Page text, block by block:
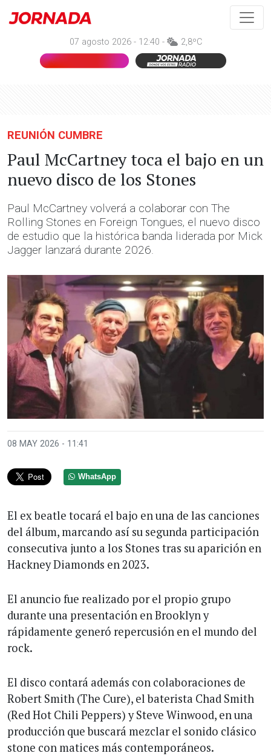
07 agosto 2026 - 12:40 - 2,8ºC
REUNIÓN CUMBRE
Paul McCartney toca el bajo en un
nuevo disco de los Stones
Paul McCartney volverá a colaborar con The
Rolling Stones en Foreign Tongues, el nuevo disco
de estudio que la histórica banda liderada por Mick
Jagger lanzará durante 2026.
08 MAY 2026 - 11:41
WhatsApp
El ex beatle tocará el bajo en una de las canciones
del álbum, marcando así su segunda participación
consecutiva junto a los Stones tras su aparición en
Hackney Diamonds en 2023.
El anuncio fue realizado por el propio grupo
durante una presentación en Brooklyn y
rápidamente generó repercusión en el mundo del
rock.
El disco contará además con colaboraciones de
Robert Smith (The Cure), el baterista Chad Smith
(Red Hot Chili Peppers) y Steve Winwood, en una
producción que buscará mezclar el sonido clásico
stone con matices más contemporáneos.